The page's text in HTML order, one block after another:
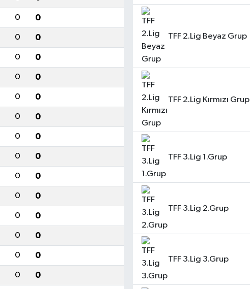
0 0
0 0
0 0
0 0
0 0
0 0
0 0
0 0
0 0
0 0
0 0
0 0
0 0
0 0
TFF 2.Lig Beyaz Grup
TFF 2.Lig Kırmızı Grup
TFF 3.Lig 1.Grup
TFF 3.Lig 2.Grup
TFF 3.Lig 3.Grup